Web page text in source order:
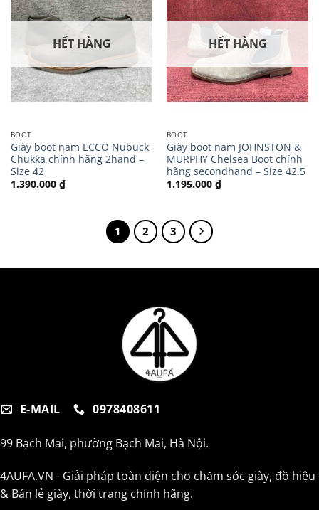
HẾT HÀNG
BOOT
Giày boot nam ECCO Nubuck
Chukka chính hãng 2hand –
Size 42
1.390.000 ₫
HẾT HÀNG
BOOT
Giày boot nam JOHNSTON &
MURPHY Chelsea Boot chính
hãng secondhand – Size 42.5
1.195.000 ₫
1 2 3
E-MAIL 0978408611
99 Bạch Mai, phường Bạch Mai, Hà Nội.
4AUFA.VN - Giải pháp toàn diện cho chăm sóc giày, đồ hiệu
& Bán lẻ giày, thời trang chính hãng.